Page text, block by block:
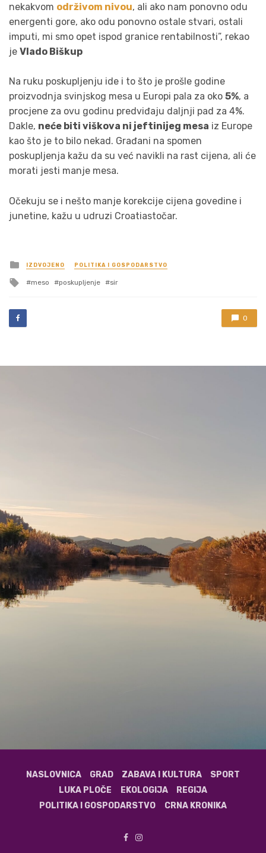
nekakvom održivom nivou, ali ako nam ponovno odu
energenti gore, ako odu ponovno ostale stvari, ostali
imputi, mi smo opet ispod granice rentabilnosti”, rekao
je Vlado Biškup
Na ruku poskupljenju ide i to što je prošle godine
proizvodnja svinjskog mesa u Europi pala za oko 5%, a
procjene za ovu godinu predviđaju daljnji pad za 4%.
Dakle, neće biti viškova ni jeftinijeg mesa iz Europe
kao što je to bilo nekad. Građani na spomen
poskupljenja kažu da su već navikli na rast cijena, ali će
morati jesti manje mesa.
Očekuju se i nešto manje korekcije cijena govedine i
junetine, kažu u udruzi Croatiastočar.
Posted
in
IZDVOJENO POLITIKA I GOSPODARSTVO
Tagged
meso poskupljenje sir
0
NASLOVNICA GRAD ZABAVA I KULTURA
SPORT
LUKA PLOČE
EKOLOGIJA
REGIJA
POLITIKA I GOSPODARSTVO
CRNA KRONIKA